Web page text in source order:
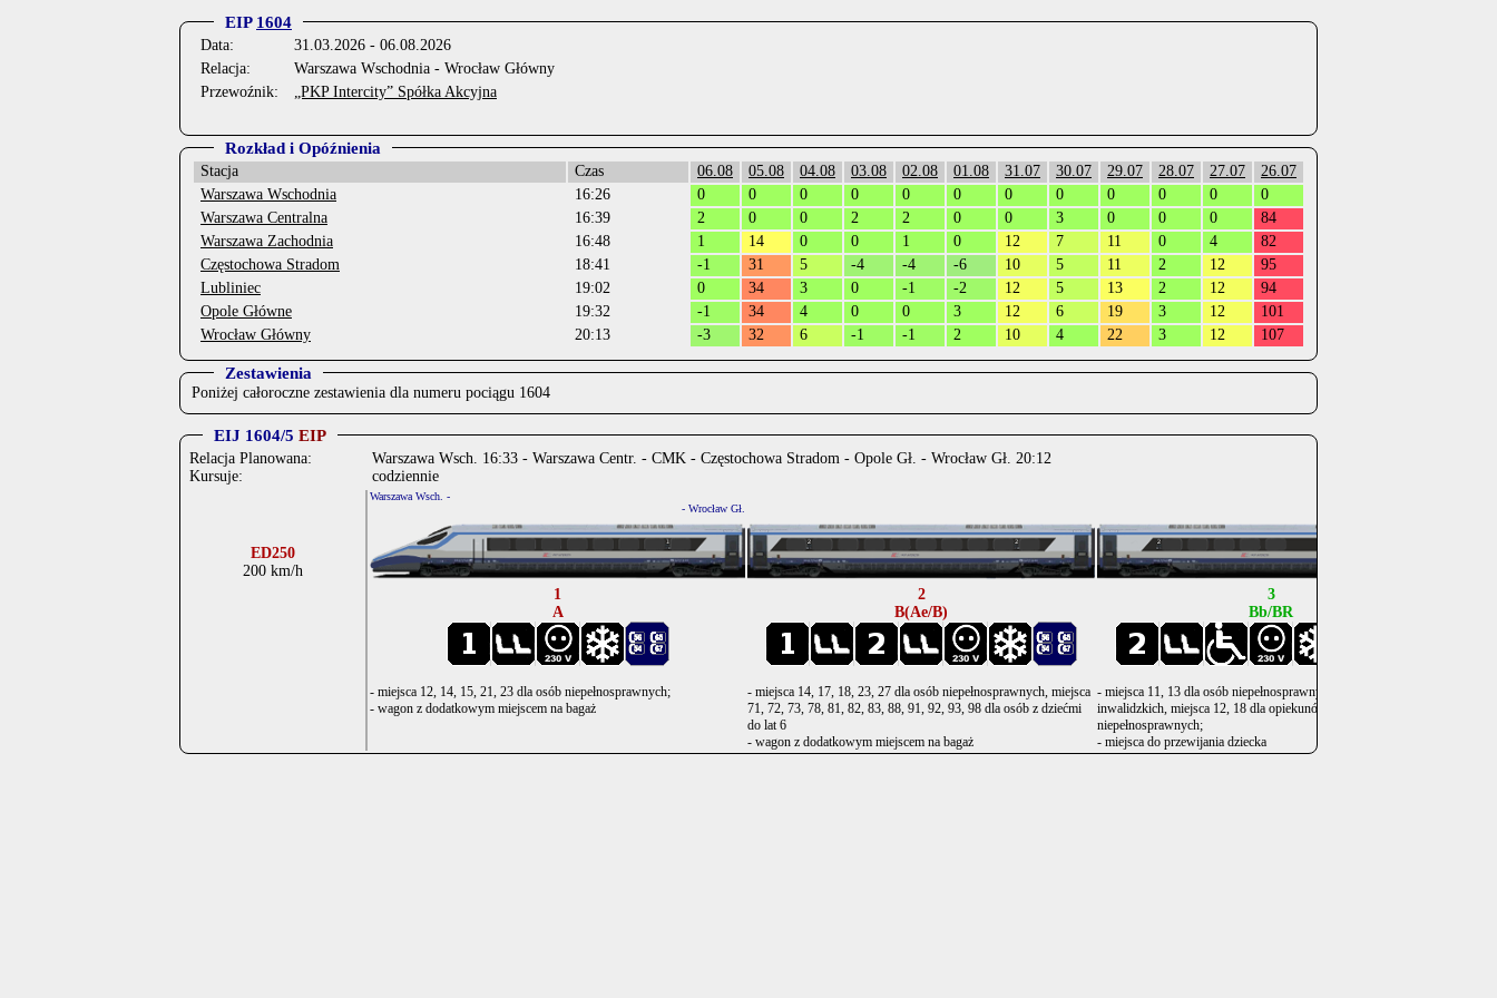
EIP 1604
Data:
31.03.2026 - 06.08.2026
Relacja:
Warszawa Wschodnia - Wrocław Główny
Przewoźnik:
„PKP Intercity” Spółka Akcyjna
Rozkład i Opóźnienia
Stacja Czas 06.08 05.08 04.08 03.08 02.08 01.08 31.07 30.07 29.07 28.07 27.07
26.07
Warszawa Wschodnia
16:26 0 0 0 0 0 0 0 0 0 0 0
0
Warszawa Centralna
16:39 2 0 0 2 2 0 0 3 0 0 0
84
Warszawa Zachodnia
16:48 1 14 0 0 1 0 12 7 11 0 4
82
Częstochowa Stradom
18:41 -1 31 5 -4 -4 -6 10 5 11 2 12
95
Lubliniec
19:02 0 34 3 0 -1 -2 12 5 13 2 12
94
Opole Główne
19:32 -1 34 4 0 0 3 12 6 19 3 12
101
Wrocław Główny
20:13 -3 32 6 -1 -1 2 10 4 22 3 12 107
Zestawienia
Poniżej całoroczne zestawienia dla numeru pociągu 1604
EIJ 1604/5 EIP
Relacja Planowana:
Kursuje:
Warszawa Wsch. 16:33 - Warszawa Centr. - CMK - Częstochowa Stradom - Opole Gł. - Wrocław Gł. 20:12
codziennie
ED250
200 km/h
Warszawa Wsch. -
- Wrocław Gł.
1
A
- miejsca 12, 14, 15, 21, 23 dla osób niepełnosprawnych;
- wagon z dodatkowym miejscem na bagaż
2
B(Ae/B)
- miejsca 14, 17, 18, 23, 27 dla osób niepełnosprawnych, miejsca
71, 72, 73, 78, 81, 82, 83, 88, 91, 92, 93, 98 dla osób z dziećmi
do lat 6
- wagon z dodatkowym miejscem na bagaż
3
Bb/BR
- miejsca 11, 13 dla osób niepełnosprawnych na wózkach
inwalidzkich, miejsca 12, 18 dla opiekunów osób
niepełnosprawnych;
- miejsca do przewijania dziecka